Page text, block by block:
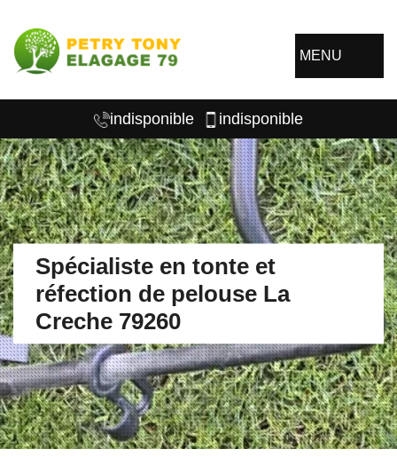
MENU
indisponible indisponible
Spécialiste en tonte et
réfection de pelouse La
Creche 79260